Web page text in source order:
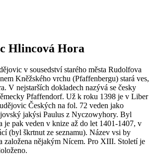
Hlincová Hora
v sousedství starého města Rudolfova
Kněžského vrchu (Pfaffenbergu) stará ves,
V nejstarších dokladech nazývá se česky
Pfaffendorf. Už k roku 1398 je v Liber
Českých na fol. 72 veden jako
jakýsi Paulus z Nyczowyhory. Byl
je pak veden v knize až do let 1401-1407, v
(byl škrtnut ze seznamu). Název vsi by
založena nějakým Nícem. Pro XIII. Století je